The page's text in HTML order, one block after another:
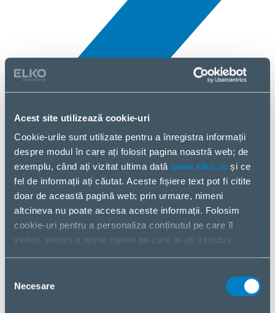
Acest site utilizează cookie-uri
Cookie-urile sunt utilizate pentru a înregistra informații
despre modul în care ați folosit pagina noastră web; de
exemplu, când ați vizitat ultima dată www.elko.ro și ce
fel de informații ați căutat. Aceste fișiere text pot fi citite
doar de această pagină web; prin urmare, nimeni
altcineva nu poate accesa aceste informații. Folosim
cookie-uri pentru a personaliza conținutul pe care îl
vedeți, pentru a reține datele pe care le-ați introdus,
Partajăm informații despre modul în care utilizați pagina
consimțământului
Necesare
Toate noutățile
3 Apr, 2025
Ubiquiti